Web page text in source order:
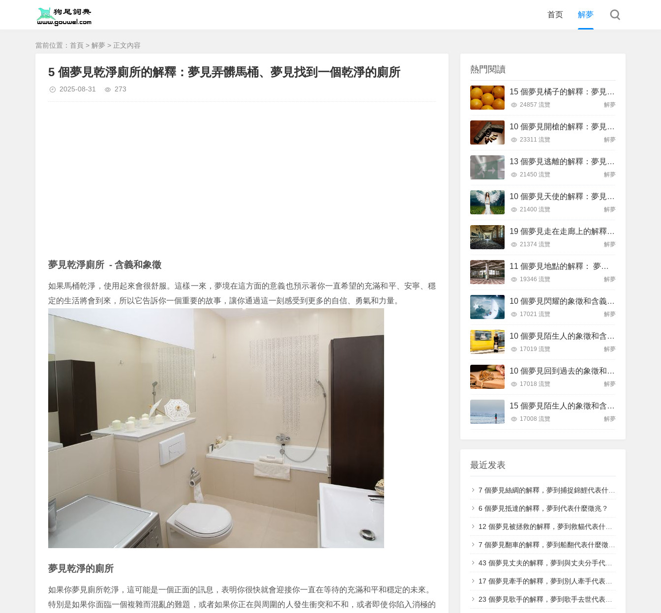
首页 解夢
當前位置： 首頁 > 解夢 > 正文內容
5 個夢見乾淨廁所的解釋：夢見弄髒馬桶、夢見找到一個乾淨的廁所
2025-08-31 273
夢見乾淨廁所 - 含義和象徵
如果馬桶乾淨，使用起來會很舒服。這樣一來，夢境在這方面的意義也預示著你一直希望的充滿和平、安寧、穩
定的生活將會到來，所以它告訴你一個重要的故事，讓你通過這一刻感受到更多的自信、勇氣和力量。
夢見乾淨的廁所
如果你夢見廁所乾淨，這可能是一個正面的訊息，表明你很快就會迎接你一直在等待的充滿和平和穩定的未來。
特別是如果你面臨一個複雜而混亂的難題，或者如果你正在與周圍的人發生衝突和不和，或者即使你陷入消極的
熱門閱讀
15 個夢見橘子的解釋：夢見摘橘子、夢見送橘子
24857 流覽 解夢
10 個夢見開槍的解釋：夢見被槍擊 、夢見被槍威脅
23311 流覽 解夢
13 個夢見逃離的解釋：夢見飛翔逃跑、夢見逃離火焰
21450 流覽 解夢
10 個夢見天使的解釋：夢見黑天使、夢見黑暗天使
21400 流覽 解夢
19 個夢見走在走廊上的解釋：夢見自己在走廊裡迷路、夢見在走廊被搶劫
21374 流覽 解夢
11 個夢見地點的解釋： 夢見尋找地方、夢見突然換地
19346 流覽 解夢
10 個夢見閃耀的象徵和含義解釋
17021 流覽 解夢
10 個夢見陌生人的象徵和含義解釋
17019 流覽 解夢
10 個夢見回到過去的象徵和含義解釋
17018 流覽 解夢
15 個夢見陌生人的象徵和含義解釋
17008 流覽 解夢
最近发表
7 個夢見絲綢的解釋，夢到捕捉錦鯉代表什麼徵兆？
6 個夢見抵達的解釋，夢到代表什麼徵兆？
12 個夢見被拯救的解釋，夢到救貓代表什麼徵兆？
7 個​夢見翻車的解釋，夢到船翻代表什麼徵兆？
43 個夢見丈夫的解釋，夢到與丈夫分手代表什麼徵兆？
17 個夢見牽手的解釋，夢到別人牽手代表什麼徵兆？
23 個夢見歌手的解釋，夢到歌手去世代表什麼徵兆？